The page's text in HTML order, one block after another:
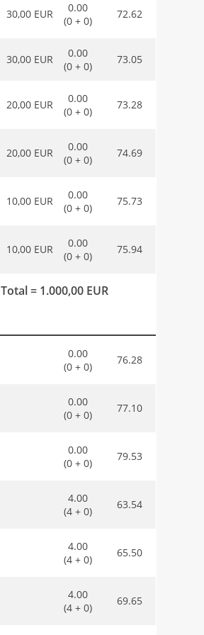
30,00 EUR
0.00
(0 + 0)
72.62
30,00 EUR
0.00
(0 + 0)
73.05
20,00 EUR
0.00
(0 + 0)
73.28
20,00 EUR
0.00
(0 + 0)
74.69
10,00 EUR
0.00
(0 + 0)
75.73
10,00 EUR
0.00
(0 + 0)
75.94
Total = 1.000,00 EUR
0.00
(0 + 0)
76.28
0.00
(0 + 0)
77.10
0.00
(0 + 0)
79.53
4.00
(4 + 0)
63.54
4.00
(4 + 0)
65.50
4.00
(4 + 0)
69.65